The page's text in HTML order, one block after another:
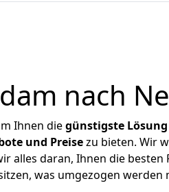
nach
Ihnen diegünstigste Lösung
und Preisezu bieten. Wir
alles daran, Ihnen die besten
was umgezogen werden